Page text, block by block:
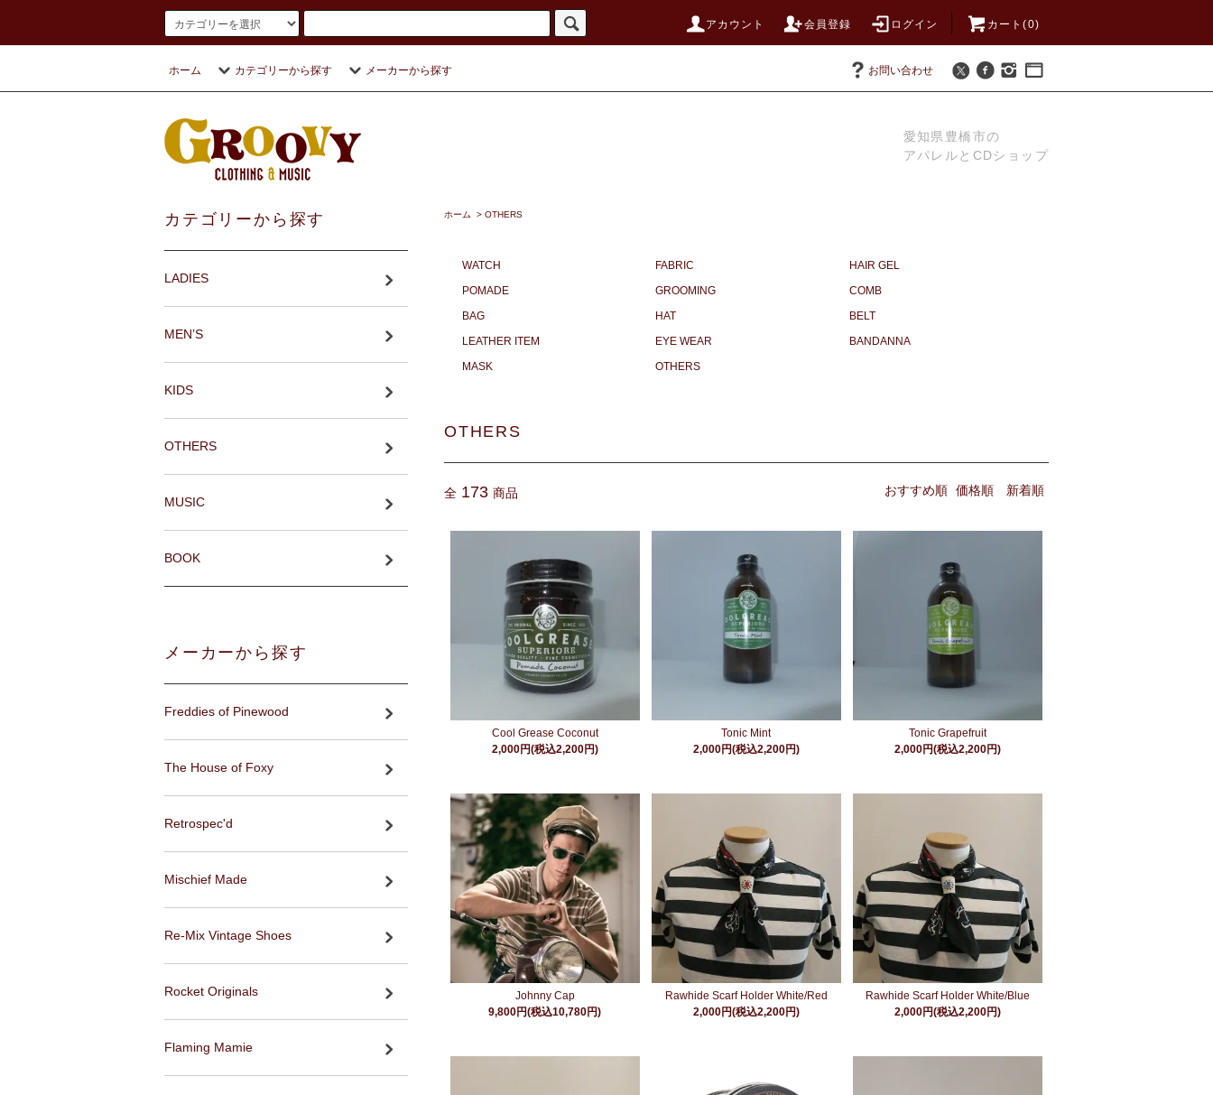
アカウント 会員登録 ログイン カート(0)
ホーム カテゴリーから探す メーカーから探す お問い合わせ
愛知県豊橋市の
アパレルとCDショップ
ホーム > OTHERS
WATCH FABRIC
HAIR GEL
POMADE
GROOMING
COMB
BAG
HAT
BELT
LEATHER ITEM
EYE WEAR
BANDANNA
MASK
OTHERS
OTHERS
全 173 商品 おすすめ順 価格順 新着順
Cool Grease Coconut
2,000円(税込2,200円)
Tonic Mint
2,000円(税込2,200円)
Tonic Grapefruit
2,000円(税込2,200円)
Johnny Cap
9,800円(税込10,780円)
Rawhide Scarf Holder White/Red
2,000円(税込2,200円)
Rawhide Scarf Holder White/Blue
2,000円(税込2,200円)
カテゴリーから探す
LADIES
MEN’S
KIDS
OTHERS
MUSIC
BOOK
メーカーから探す
Freddies of Pinewood
The House of Foxy
Retrospec'd
Mischief Made
Re-Mix Vintage Shoes
Rocket Originals
Flaming Mamie